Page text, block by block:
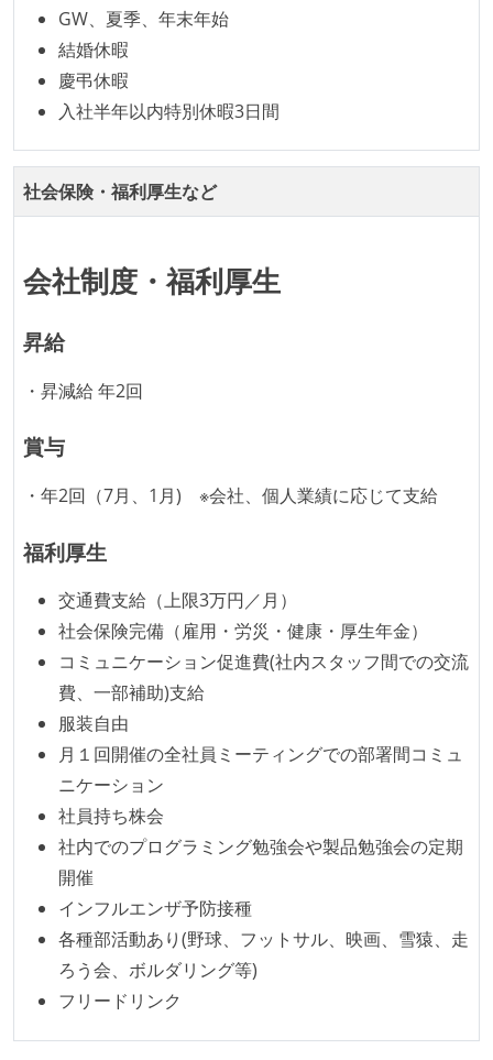
て、大規模カンファレンスへの参加を支援する制度が
ある
入社時には、各自希望のスペックの PC やディスプレ
イが支給される
ストックオプションまたは自社株購入支援制度がある
選考プロセス
職業安定法に対応する記載事項
主な休暇：年末年始、夏季、慶弔休暇など
休憩時間：1時間
給与形態：月給制
給与形態：賞与あり
試用期間：あり（6ヶ月間）
生年金）
受動喫煙防止措置：屋内禁煙（屋内に喫煙可能室設
置）
GW、夏季、年末年始
結婚休暇
慶弔休暇
入社半年以内特別休暇3日間
社会保険・福利厚生など
会社制度・福利厚生
昇給
・昇減給 年2回
賞与
・年2回（7月、1月) ※会社、個人業績に応じて支給
福利厚生
交通費支給（上限3万円／月）
社会保険完備（雇用・労災・健康・厚生年金）
コミュニケーション促進費(社内スタッフ間での交流
費、一部補助)支給
服装自由
月１回開催の全社員ミーティングでの部署間コミュ
ニケーション
社員持ち株会
社内でのプログラミング勉強会や製品勉強会の定期
開催
インフルエンザ予防接種
各種部活動あり(野球、フットサル、映画、雪猿、走
ろう会、ボルダリング等)
フリードリンク